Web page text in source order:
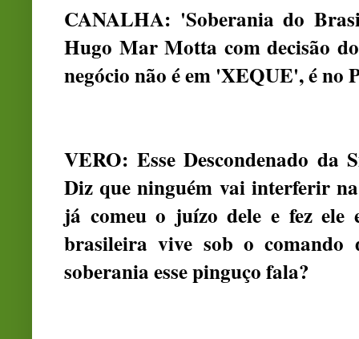
CANALHA: 'Soberania do
Hugo Mar Motta com decisão
negócio não é em 'XEQUE', é no
VERO: Esse Descondenado
Diz que ninguém vai interferir
já comeu o juízo dele e fez ele
brasileira vive sob o comando
soberania esse pinguço fala?